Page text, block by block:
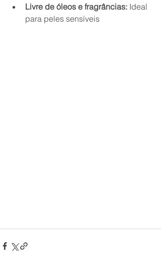
Livre de óleos e fragrâncias: Ideal
para peles sensíveis